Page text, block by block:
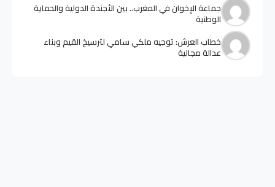
جماعة الإخوان في المغرب.. بين الأجندة الدولية والحماية
الوطنية
خطاب العرش: توجيه ملكي سامي لترسيخ القيم وبناء
عدالة مجالية